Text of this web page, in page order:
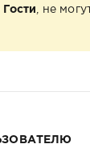
Гости
, не